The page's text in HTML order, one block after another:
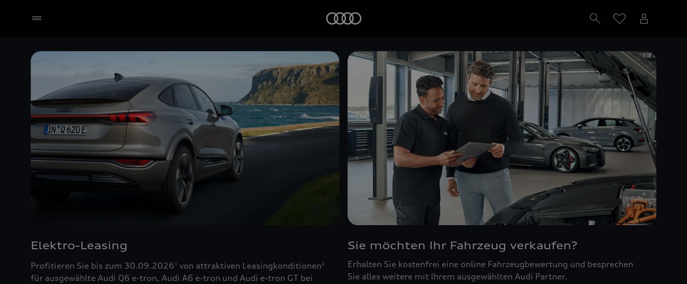
Elektro-Leasing
Profitieren Sie bis zum 30.09.20261 von attraktiven Leasingkonditionen2
für ausgewählte Audi Q6 e-tron, Audi A6 e-tron und Audi e-tron GT bei
Sie möchten Ihr Fahrzeug verkaufen?
Erhalten Sie kostenfrei eine online Fahrzeugbewertung und besprechen
Sie alles weitere mit Ihrem ausgewählten Audi Partner.